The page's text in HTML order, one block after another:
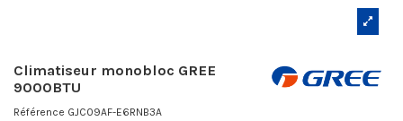
Climatiseur monobloc GREE
9000BTU
Référence GJC09AF-E6RNB3A